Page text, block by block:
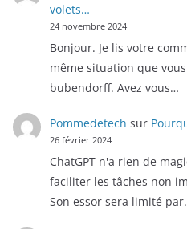
volets…
24 novembre 2024
Bonjour. Je lis votre
même situation que
bubendorff. Avez vous…
Pommedetech sur
26 février 2024
ChatGPT n'a rien de
faciliter les tâches non
Son essor sera limité